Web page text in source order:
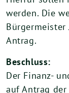
werden. Die
Bürgermeister
Antrag.
Beschluss:
Der Finanz-
auf Antrag